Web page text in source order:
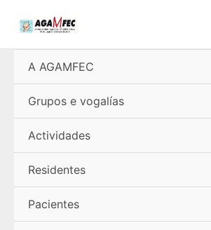
A AGAMFEC
Grupos e vogalías
Actividades
Residentes
Pacientes